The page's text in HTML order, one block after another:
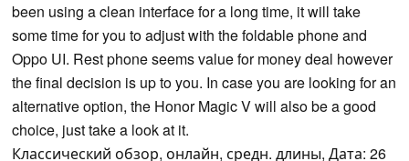
been using a clean interface for a long time, it will take
some time for you to adjust with the foldable phone and
Oppo UI. Rest phone seems value for money deal however
the final decision is up to you. In case you are looking for an
alternative option, the Honor Magic V will also be a good
choice, just take a look at it.
Классический обзор, онлайн, средн. длины, Дата: 26